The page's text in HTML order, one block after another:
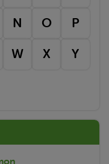
N O P
W X Y